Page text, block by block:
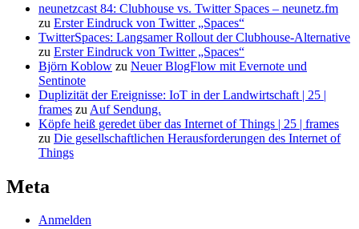
neunetzcast 84: Clubhouse vs. Twitter Spaces – neunetz.fm
zu Erster Eindruck von Twitter „Spaces“
TwitterSpaces: Langsamer Rollout der Clubhouse-Alternative
zu Erster Eindruck von Twitter „Spaces“
Björn Koblow zu Neuer BlogFlow mit Evernote und
Sentinote
Duplizität der Ereignisse: IoT in der Landwirtschaft | 25 |
frames zu Auf Sendung.
Köpfe heiß geredet über das Internet of Things | 25 | frames
zu Die gesellschaftlichen Herausforderungen des Internet of
Things
Meta
Anmelden